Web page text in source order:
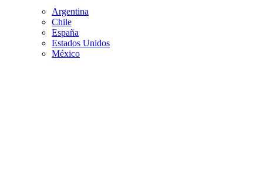
Argentina
Chile
España
Estados Unidos
México